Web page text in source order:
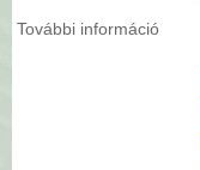
További információ